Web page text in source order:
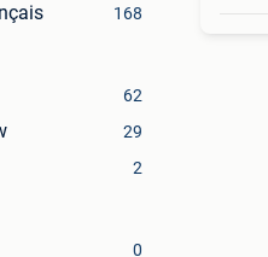
168
62
29
2
0